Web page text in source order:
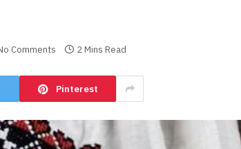
Comments 2 Mins Read
Pinterest